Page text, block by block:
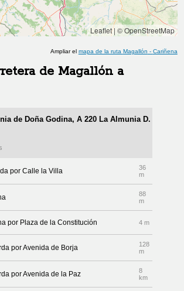
Leaflet| © OpenStreetMap
Ampliar el mapa de la ruta Magallón - Cariñena
de Magallón a
de Doña Godina, A 220 La Almunia D.
por Calle la Villa
36
m
88
m
por Plaza de la Constitución 4 m
por Avenida de Borja
128
m
por Avenida de la Paz
8
km